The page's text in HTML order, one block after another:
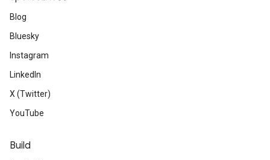
Blog
Bluesky
Instagram
LinkedIn
X (Twitter)
YouTube
Build